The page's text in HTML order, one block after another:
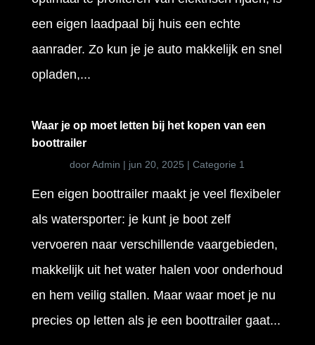
een eigen laadpaal bij huis een echte
aanrader. Zo kun je je auto makkelijk en snel
opladen,...
Waar je op moet letten bij het kopen van een
boottrailer
doorAdmin | jun 20, 2025 |Categorie 1
Een eigen boottrailer maakt je veel flexibeler
als watersporter: je kunt je boot zelf
vervoeren naar verschillende vaargebieden,
makkelijk uit het water halen voor onderhoud
en hem veilig stallen. Maar waar moet je nu
precies op letten als je een boottrailer gaat...